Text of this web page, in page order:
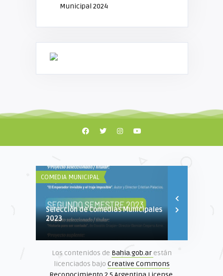
Municipal 2024
COMEDIA MUNICIPAL
Selección de Comedias Municipales
2023
Los contenidos de Bahia.gob.ar están
licenciados bajo Creative Commons